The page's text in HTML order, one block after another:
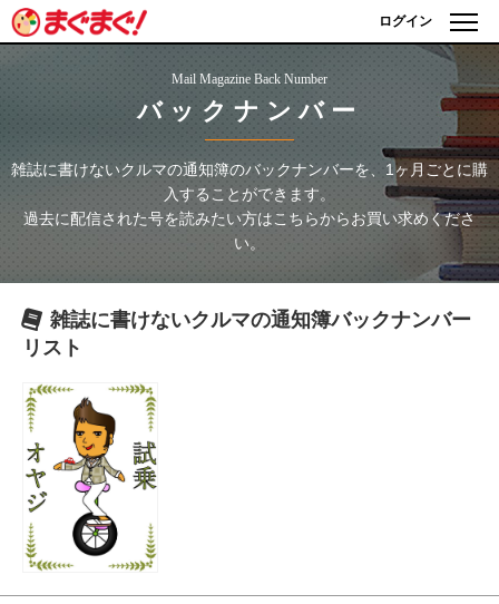
ログイン
Mail Magazine Back Number
バックナンバー
雑誌に書けないクルマの通知簿のバックナンバーを、1ヶ月ごとに購
入することができます。
過去に配信された号を読みたい方はこちらからお買い求めくださ
い。
雑誌に書けないクルマの通知簿バックナンバー
リスト